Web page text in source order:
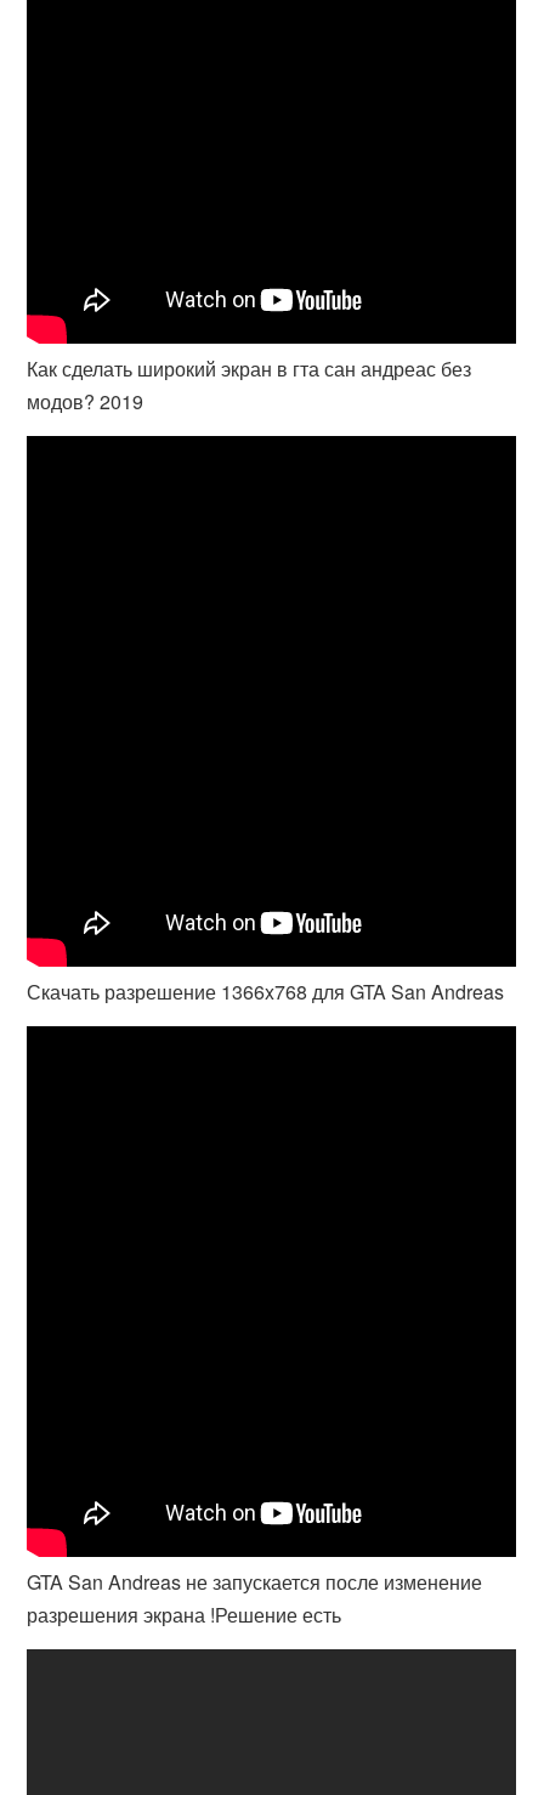
Как сделать широкий экран в гта сан андреас без
модов? 2019
Скачать разрешение 1366x768 для GTA San Andreas
GTA San Andreas не запускается после изменение
разрешения экрана !Решение есть